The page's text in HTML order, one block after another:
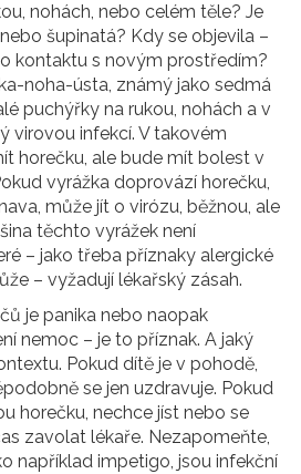
nohách, nebo celém těle? Je
šupinatá? Kdy se objevila –
kontaktu s novým prostředím?
noha-ústa, známý jako sedmá
puchýřky na rukou, nohách a v
virovou infekcí. V takovém
horečku, ale bude mít bolest v
vyrážka doprovází horečku,
může jít o virózu, běžnou, ale
těchto vyrážek není
– jako třeba příznaky alergické
– vyžadují lékařský zásah.
je panika nebo naopak
nemoc – je to příznak. A jaký
Pokud dítě je v pohodě,
se jen uzdravuje. Pokud
horečku, nechce jíst nebo se
zavolat lékaře. Nezapomeňte,
například impetigo, jsou infekční